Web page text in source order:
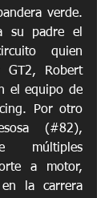
verde.
su padre el
quien
GT2, Robert
el equipo de
Por otro
(#82),
múltiples
a motor,
la carrera